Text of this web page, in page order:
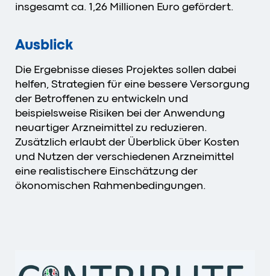
insgesamt ca. 1,26 Millionen Euro gefördert.
Ausblick
Die Ergebnisse dieses Projektes sollen dabei
helfen, Strategien für eine bessere Versorgung
der Betroffenen zu entwickeln und
beispielsweise Risiken bei der Anwendung
neuartiger Arzneimittel zu reduzieren.
Zusätzlich erlaubt der Überblick über Kosten
und Nutzen der verschiedenen Arzneimittel
eine realistischere Einschätzung der
ökonomischen Rahmenbedingungen.